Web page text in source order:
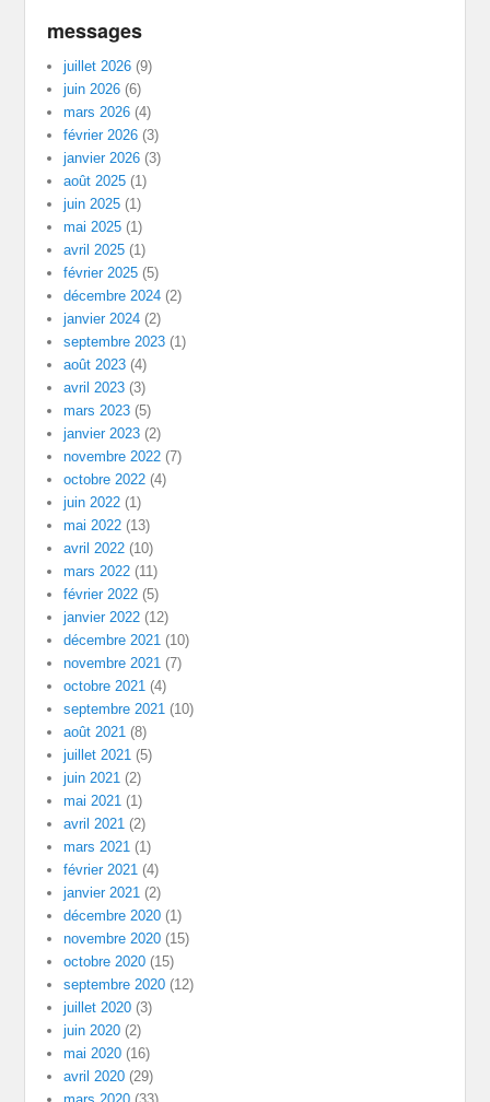
messages
juillet 2026 (9)
juin 2026 (6)
mars 2026 (4)
février 2026 (3)
janvier 2026 (3)
août 2025 (1)
juin 2025 (1)
mai 2025 (1)
avril 2025 (1)
février 2025 (5)
décembre 2024 (2)
janvier 2024 (2)
septembre 2023 (1)
août 2023 (4)
avril 2023 (3)
mars 2023 (5)
janvier 2023 (2)
novembre 2022 (7)
octobre 2022 (4)
juin 2022 (1)
mai 2022 (13)
avril 2022 (10)
mars 2022 (11)
février 2022 (5)
janvier 2022 (12)
décembre 2021 (10)
novembre 2021 (7)
octobre 2021 (4)
septembre 2021 (10)
août 2021 (8)
juillet 2021 (5)
juin 2021 (2)
mai 2021 (1)
avril 2021 (2)
mars 2021 (1)
février 2021 (4)
janvier 2021 (2)
décembre 2020 (1)
novembre 2020 (15)
octobre 2020 (15)
septembre 2020 (12)
juillet 2020 (3)
juin 2020 (2)
mai 2020 (16)
avril 2020 (29)